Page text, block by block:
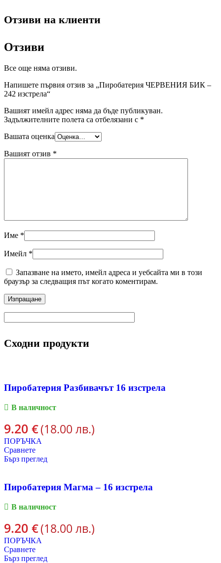
Отзиви на клиенти
Отзиви
Все още няма отзиви.
Напишете първия отзив за „Пиробатерия ЧЕРВЕНИЯ БИК –
242 изстрела“
Вашият имейл адрес няма да бъде публикуван.
Задължителните полета са отбелязани с *
Вашата оценка
Вашият отзив *
Име *
Имейл *
Запазване на името, имейл адреса и уебсайта ми в този
браузър за следващия път когато коментирам.
Сходни продукти
Пиробатерия Разбивачът 16 изстрела
В наличност
9.20 €(18.00 лв.)
ПОРЪЧКА
Сравнете
Бърз преглед
Пиробатерия Магма – 16 изстрела
В наличност
9.20 €(18.00 лв.)
ПОРЪЧКА
Сравнете
Бърз преглед